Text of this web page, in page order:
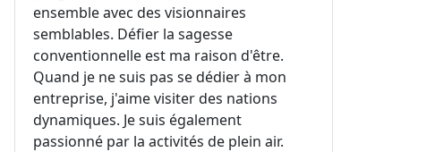
ensemble avec des visionnaires
semblables. Défier la sagesse
conventionnelle est ma raison d'être.
Quand je ne suis pas se dédier à mon
entreprise, j'aime visiter des nations
dynamiques. Je suis également
passionné par la activités de plein air.